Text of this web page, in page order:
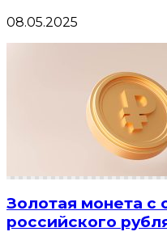
08.05.2025
Золотая монета с
российского